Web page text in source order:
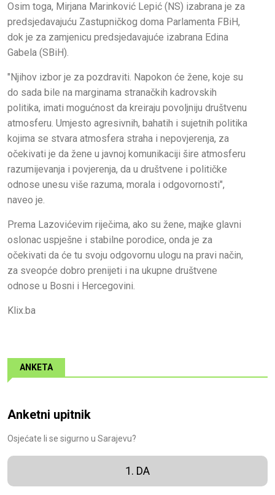
Osim toga, Mirjana Marinković Lepić (NS) izabrana je za
predsjedavajuću Zastupničkog doma Parlamenta FBiH,
dok je za zamjenicu predsjedavajuće izabrana Edina
Gabela (SBiH).
"Njihov izbor je za pozdraviti. Napokon će žene, koje su
do sada bile na marginama stranačkih kadrovskih
politika, imati mogućnost da kreiraju povoljniju društvenu
atmosferu. Umjesto agresivnih, bahatih i sujetnih politika
kojima se stvara atmosfera straha i nepovjerenja, za
očekivati je da žene u javnoj komunikaciji šire atmosferu
razumijevanja i povjerenja, da u društvene i političke
odnose unesu više razuma, morala i odgovornosti",
naveo je.
Prema Lazovićevim riječima, ako su žene, majke glavni
oslonac uspješne i stabilne porodice, onda je za
očekivati da će tu svoju odgovornu ulogu na pravi način,
za sveopće dobro prenijeti i na ukupne društvene
odnose u Bosni i Hercegovini.
Klix.ba
ANKETA
Anketni upitnik
Osjećate li se sigurno u Sarajevu?
1. DA